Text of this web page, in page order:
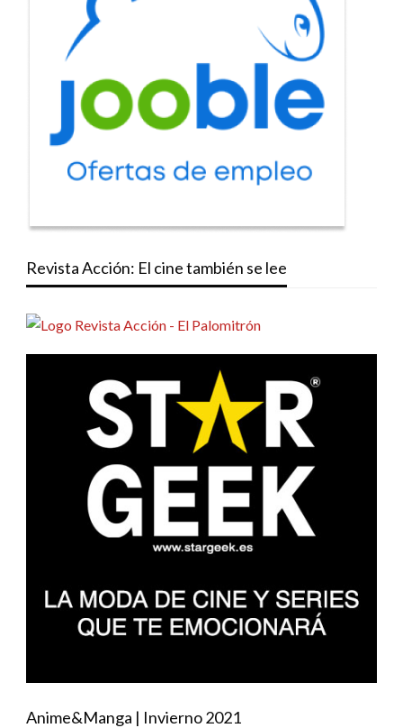
Revista Acción: El cine también se lee
Anime&Manga | Invierno 2021